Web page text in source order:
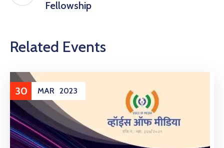
Fellowship
Related Events
30 MAR 2023